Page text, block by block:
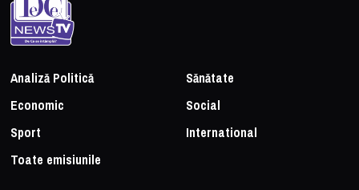
Analiză Politică
Sănătate
Economic
Social
Sport
International
Toate emisiunile